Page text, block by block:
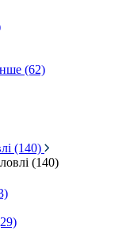
(62)
(140)
(140)